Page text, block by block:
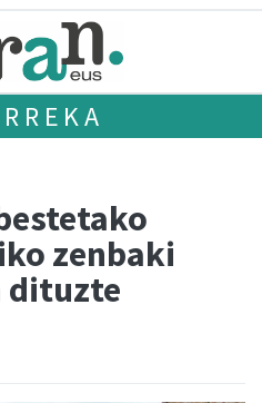
zenbaki
dituzte